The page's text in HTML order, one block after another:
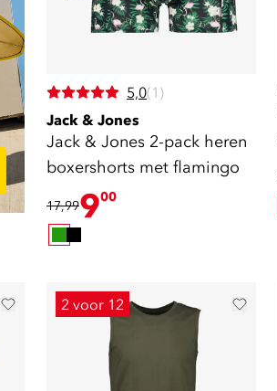
5,0(1)
Jack & Jones
Jack & Jones 2-pack heren
boxershorts met flamingo
17,99900
2 voor 12